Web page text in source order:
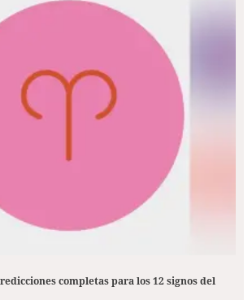
completas para los 12 signos del